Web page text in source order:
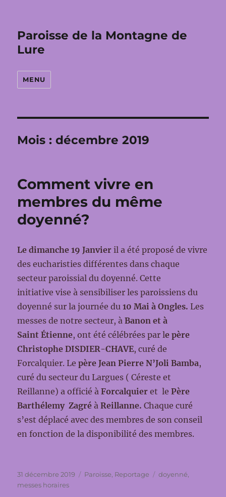
Paroisse de la Montagne de
Lure
MENU
Mois :décembre 2019
Comment vivre en
membres du même
doyenné?
Le dimanche 19 Janvier il a été proposé de vivre
des eucharisties différentes dans chaque
secteur paroissial du doyenné. Cette
initiative vise à sensibiliser les paroissiens du
doyenné sur la journée du10 Mai à Ongles. Les
messes de notre secteur, àBanon et à
Saint Étienne, ont été célébrées par le père
Christophe DISDIER-CHAVE, curé de
Forcalquier. Lepère Jean Pierre N’Joli Bamba,
curé du secteur du Largues ( Céreste et
Reillanne) a officié àForcalquier et lePère
Barthélemy Zagré àReillanne. Chaque curé
s’est déplacé avec des membres de son conseil
en fonction de la disponibilité des membres.
Publié
le
31 décembre 2019 Catégories
Paroisse, Reportage Étiquettes
doyenné,
messes horaires